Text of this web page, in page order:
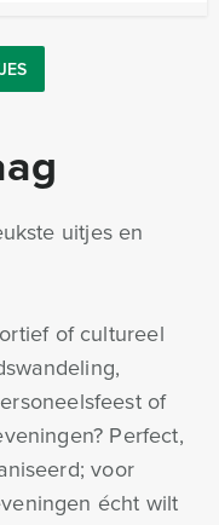
uitjes en
of cultureel
of
Perfect,
voor
écht wilt